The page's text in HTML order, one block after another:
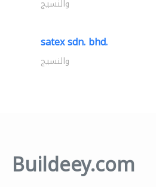
والنسيج
satex sdn. bhd.
والنسيج
Buildeey.com